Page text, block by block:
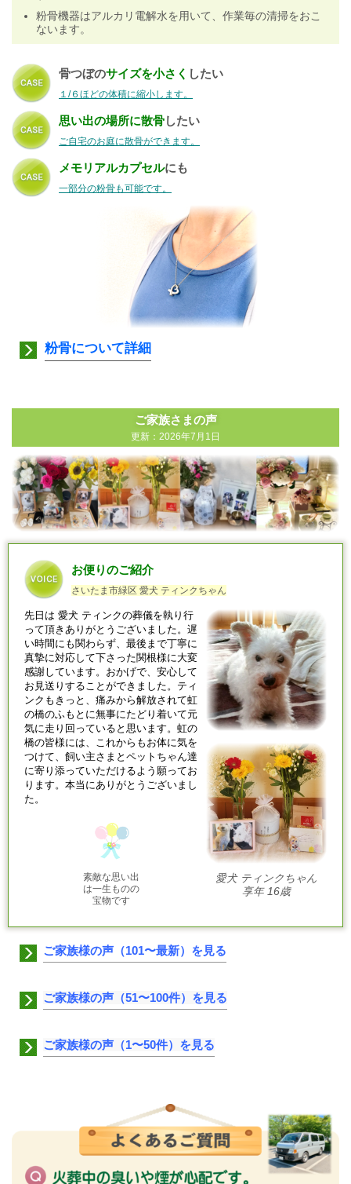
粉骨機器はアルカリ電解水を用いて、作業毎の清掃をおこ
ないます。
骨つぼのサイズを小さく したい
１/６ほどの体積に縮小します。
思い出の場所に散骨したい
ご自宅のお庭に散骨ができます。
メモリアルカプセルにも
一部分の粉骨も可能です。
粉骨について詳細
ご家族さまの声
更新：2026年7月1日
お便りのご紹介
さいたま市緑区 愛犬 ティンクちゃん
愛犬 ティンクちゃん
享年 16歳
先日は 愛犬 ティンクの葬儀を執り行
って頂きありがとうございました。遅
い時間にも関わらず、最後まで丁寧に
真摯に対応して下さった関根様に大変
感謝しています。おかげで、安心して
お見送りすることができました。ティ
ンクもきっと、痛みから解放されて虹
の橋のふもとに無事にたどり着いて元
気に走り回っていると思います。虹の
橋の皆様には、これからもお体に気を
つけて、飼い主さまとペットちゃん達
に寄り添っていただけるよう願ってお
ります。本当にありがとうございまし
た。
素敵な思い出
は一生ものの
宝物です
ご家族様の声（101〜最新）を見る
ご家族様の声（51〜100件）を見る
ご家族様の声（1〜50件）を見る